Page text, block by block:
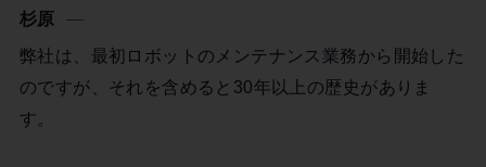
杉原
弊社は、最初ロボットのメンテナンス業務から開始した
のですが、それを含めると30年以上の歴史がありま
す。